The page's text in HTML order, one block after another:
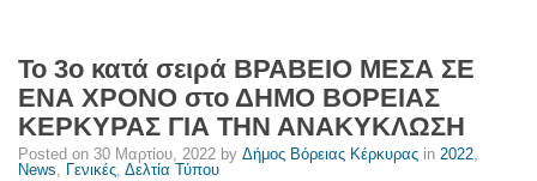
Το 3ο κατά σειρά ΒΡΑΒΕΙΟ ΜΕΣΑ ΣΕ
ΕΝΑ ΧΡΟΝΟ στο ΔΗΜΟ ΒΟΡΕΙΑΣ
ΚΕΡΚΥΡΑΣ ΓΙΑ ΤΗΝ ΑΝΑΚΥΚΛΩΣΗ
Posted on 30 Μαρτίου, 2022 by Δήμος Βόρειας Κέρκυρας in 2022,
News, Γενικές, Δελτία Τύπου